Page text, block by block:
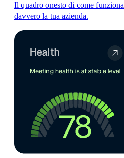
Il quadro onesto di come funziona
davvero la tua azienda.